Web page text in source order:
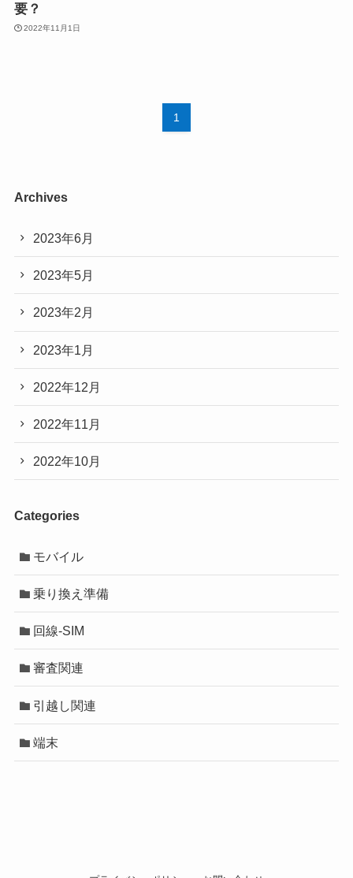
要？
2022年11月1日
1
Archives
2023年6月
2023年5月
2023年2月
2023年1月
2022年12月
2022年11月
2022年10月
Categories
モバイル
乗り換え準備
回線-SIM
審査関連
引越し関連
端末